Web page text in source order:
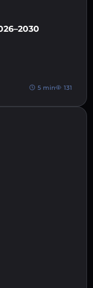
5 min 131